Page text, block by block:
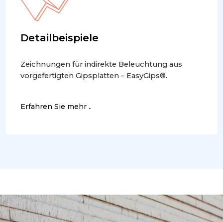
Detailbeispiele
Zeichnungen für indirekte Beleuchtung aus
vorgefertigten Gipsplatten – EasyGips®.
Erfahren Sie mehr ..